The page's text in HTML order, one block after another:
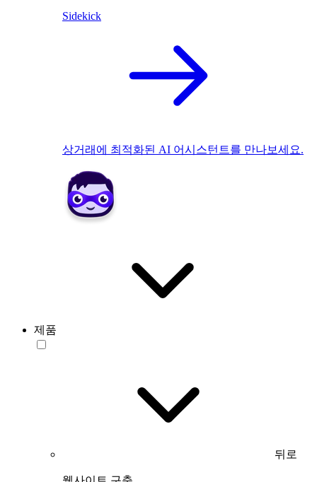
Sidekick
상거래에 최적화된 AI 어시스턴트를 만나보세요.
제품
뒤로